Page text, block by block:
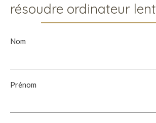
résoudre ordinateur lent
Nom
Prénom